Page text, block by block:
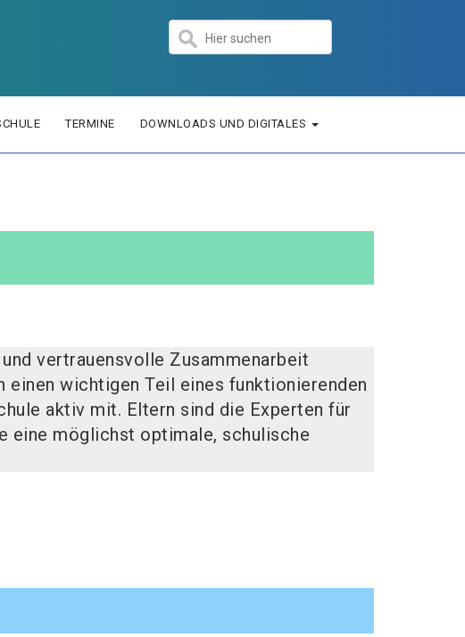
TERMINE DOWNLOADS UND DIGITALES
vertrauensvolle Zusammenarbeit
einen wichtigen Teil eines funktionierenden
aktiv mit. Eltern sind die Experten für
eine möglichst optimale, schulische